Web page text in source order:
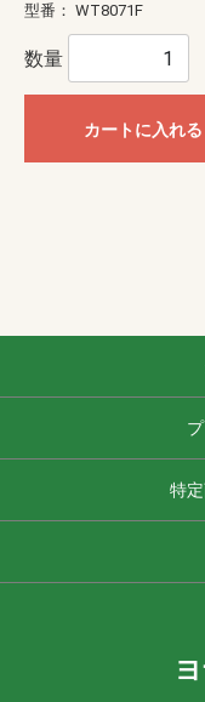
型番： WT8071F
数量
カートに入れる
特